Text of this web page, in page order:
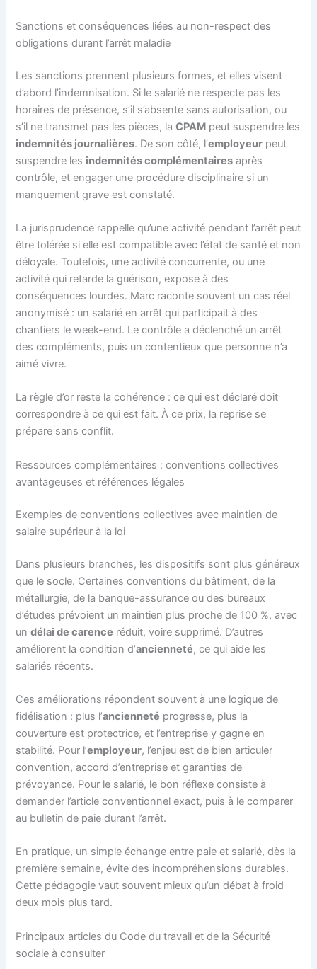
Sanctions et conséquences liées au non-respect des
obligations durant l’arrêt maladie
Les sanctions prennent plusieurs formes, et elles visent
d’abord l’indemnisation. Si le salarié ne respecte pas les
horaires de présence, s’il s’absente sans autorisation, ou
s’il ne transmet pas les pièces, laCPAM peut suspendre les
indemnités journalières. De son côté, l’employeur peut
suspendre les indemnités complémentaires après
contrôle, et engager une procédure disciplinaire si un
manquement grave est constaté.
La jurisprudence rappelle qu’une activité pendant l’arrêt peut
être tolérée si elle est compatible avec l’état de santé et non
déloyale. Toutefois, une activité concurrente, ou une
activité qui retarde la guérison, expose à des
conséquences lourdes. Marc raconte souvent un cas réel
anonymisé : un salarié en arrêt qui participait à des
chantiers le week-end. Le contrôle a déclenché un arrêt
des compléments, puis un contentieux que personne n’a
aimé vivre.
La règle d’or reste la cohérence : ce qui est déclaré doit
correspondre à ce qui est fait. À ce prix, la reprise se
prépare sans conflit.
Ressources complémentaires : conventions collectives
avantageuses et références légales
Exemples de conventions collectives avec maintien de
salaire supérieur à la loi
Dans plusieurs branches, les dispositifs sont plus généreux
que le socle. Certaines conventions du bâtiment, de la
métallurgie, de la banque-assurance ou des bureaux
d’études prévoient un maintien plus proche de 100 %, avec
undélai de carence réduit, voire supprimé. D’autres
améliorent la condition d’ancienneté, ce qui aide les
salariés récents.
Ces améliorations répondent souvent à une logique de
fidélisation : plus l’ancienneté progresse, plus la
couverture est protectrice, et l’entreprise y gagne en
stabilité. Pour l’employeur, l’enjeu est de bien articuler
convention, accord d’entreprise et garanties de
prévoyance. Pour le salarié, le bon réflexe consiste à
demander l’article conventionnel exact, puis à le comparer
au bulletin de paie durant l’arrêt.
En pratique, un simple échange entre paie et salarié, dès la
première semaine, évite des incompréhensions durables.
Cette pédagogie vaut souvent mieux qu’un débat à froid
deux mois plus tard.
Principaux articles du Code du travail et de la Sécurité
sociale à consulter